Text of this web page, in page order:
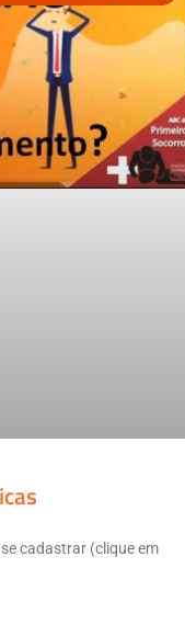
cadastrar (clique em